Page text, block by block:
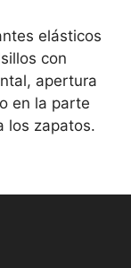
elásticos
con
apertura
en la parte
los zapatos.